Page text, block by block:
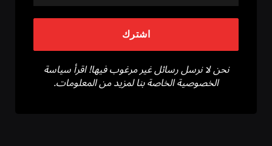
نحن لا نرسل رسائل غير مرغوب فيها! اقرأ سياسة
الخصوصية الخاصة بنا لمزيد من المعلومات.